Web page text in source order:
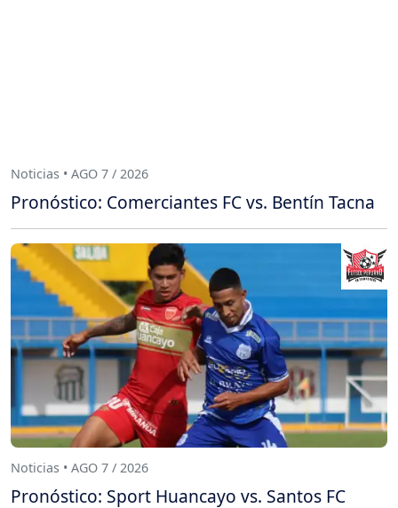
Noticias • AGO 7 / 2026
Pronóstico: Comerciantes FC vs. Bentín Tacna
Noticias • AGO 7 / 2026
Pronóstico: Sport Huancayo vs. Santos FC